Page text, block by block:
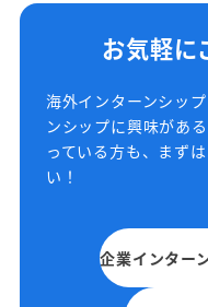
お気軽に
海外インターンシッ
ンシップに興味があ
っている方も、まず
い！
企業インター